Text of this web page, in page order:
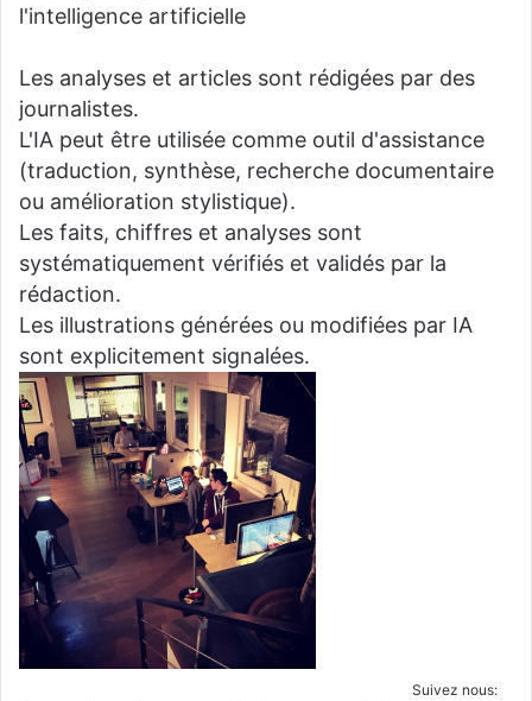
l'intelligence artificielle
Les analyses et articles sont rédigées par des
journalistes.
L'IA peut être utilisée comme outil d'assistance
(traduction, synthèse, recherche documentaire
ou amélioration stylistique).
Les faits, chiffres et analyses sont
systématiquement vérifiés et validés par la
rédaction.
Les illustrations générées ou modifiées par IA
sont explicitement signalées.
Suivez nous: